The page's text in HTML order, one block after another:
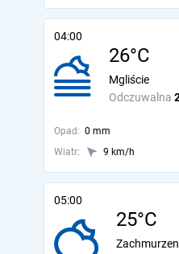
04:00
26°C
Odczuwalna
Mgliście
Opad: 0 mm
Wiatr:
9 km/h
05:00
25°C